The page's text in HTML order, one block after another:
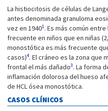
La histiocitosis de células de
antes denominada granuloma
vez en 19401. Es más común
frecuente en niños que en niñas
monostótica es más frecuente
casos)4. El cráneo es la zona que
frontal el más dañado3. La forma
inflamación dolorosa del hueso
de HCL ósea monostótica.
CASOS CLÍNICOS